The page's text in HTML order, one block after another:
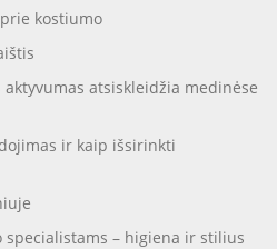
kostiumo
atsiskleidžia medinėse
ir kaip išsirinkti
– higiena ir stilius